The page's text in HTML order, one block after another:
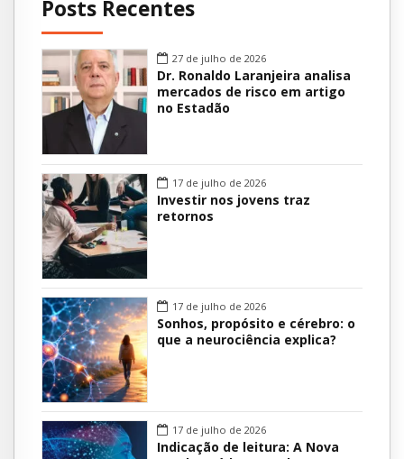
Posts Recentes
27 de julho de 2026
Dr. Ronaldo Laranjeira analisa
mercados de risco em artigo
no Estadão
17 de julho de 2026
Investir nos jovens traz
retornos
17 de julho de 2026
Sonhos, propósito e cérebro: o
que a neurociência explica?
17 de julho de 2026
Indicação de leitura: A Nova